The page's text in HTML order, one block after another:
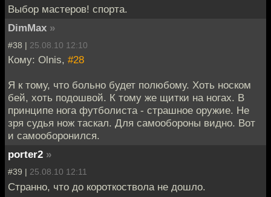
Выбор мастеров! спорта.
DimMax »
#38 | 25.08.10 12:10
Кому: Olnis, #28
Я к тому, что больно будет полюбому. Хоть носком
бей, хоть подошвой. К тому же щитки на ногах. В
принципе нога футболиста - страшное оружие. Не
зря судья нож таскал. Для самообороны видно. Вот
и самооборонился.
porter2 »
#39 | 25.08.10 12:11
Странно, что до короткоствола не дошло.